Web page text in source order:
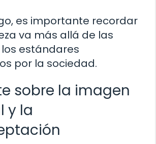
es importante recordar
va más allá de las
estándares
por la sociedad.
sobre la imagen
y la